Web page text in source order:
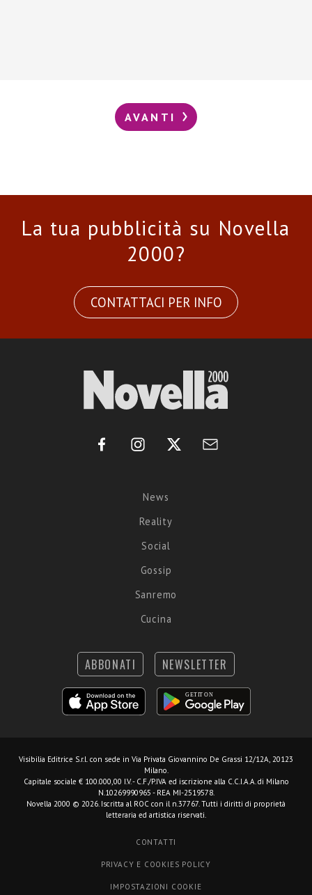
AVANTI
La tua pubblicità su Novella
2000?
CONTATTACI PER INFO
News
Reality
Social
Gossip
Sanremo
Cucina
ABBONATI NEWSLETTER
Visibilia Editrice S.r.l. con sede in Via Privata Giovannino De Grassi 12/12A, 20123
Milano.
Capitale sociale € 100.000,00 I.V. - C.F./P.IVA ed iscrizione alla C.C.I.A.A. di Milano
N.10269990965 - REA MI-2519578.
Novella 2000 © 2026. Iscritta al ROC con il n.37767. Tutti i diritti di proprietà
letteraria ed artistica riservati.
CONTATTI
PRIVACY E COOKIES POLICY
IMPOSTAZIONI COOKIE